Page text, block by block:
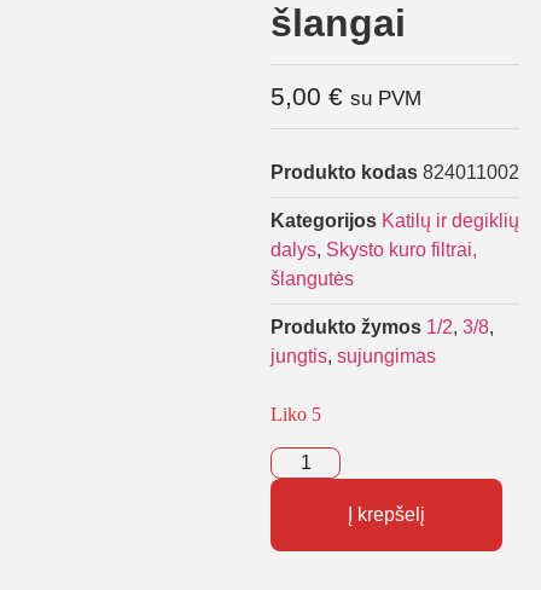
šlangai
5,00 € su PVM
Produkto kodas 824011002
Kategorijos Katilų ir degiklių
dalys, Skysto kuro filtrai,
šlangutės
Produkto žymos 1/2, 3/8,
jungtis, sujungimas
Liko 5
Į krepšelį